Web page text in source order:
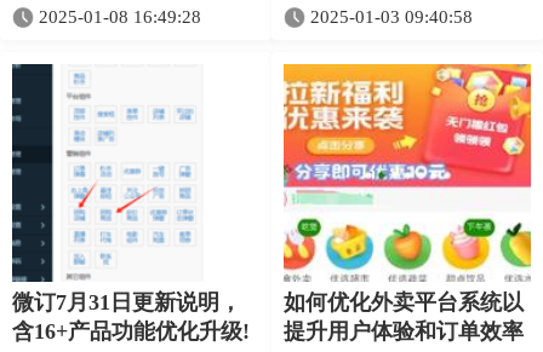
2025-01-08 16:49:28 2025-01-03 09:40:58
微订7月31日更新说明，
含16+产品功能优化升级!
如何优化外卖平台系统以
提升用户体验和订单效率